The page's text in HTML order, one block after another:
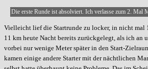
Die erste Runde ist absolviert. Ich verlasse zum 2. Mal
Vielleicht lief die Startrunde zu locker, in nicht mal
11 km heute Nacht bereits zurückgelegt, als ich an
vorbei nur wenige Meter später in den Start-
kamen einige andere Starter mit der nächtlichen